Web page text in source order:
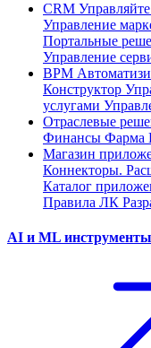
CRM
Управление
Портальные
Управление
BPM
Конструктор
услугами
Отраслевые
Финансы Фарма
Магазин
Коннекторы.
Каталог
Правила ЛК
AI и ML инструменты